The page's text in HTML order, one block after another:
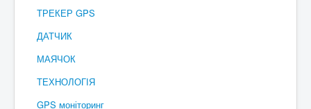
ТРЕКЕР GPS
ДАТЧИК
МАЯЧОК
ТЕХНОЛОГІЯ
GPS моніторинг